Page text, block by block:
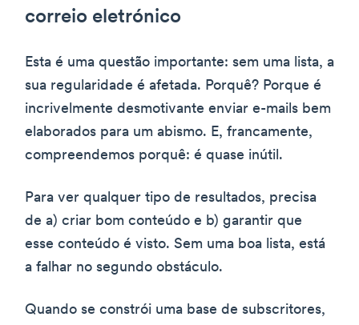
correio eletrónico
Esta é uma questão importante: sem uma lista, a
sua regularidade é afetada. Porquê? Porque é
incrivelmente desmotivante enviar e-mails bem
elaborados para um abismo. E, francamente,
compreendemos porquê: é quase inútil.
Para ver qualquer tipo de resultados, precisa
de a) criar bom conteúdo e b) garantir que
esse conteúdo é visto. Sem uma boa lista, está
a falhar no segundo obstáculo.
Quando se constrói uma base de subscritores,